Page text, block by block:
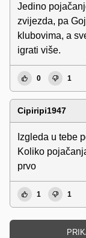
Jedino
zvijezda, pa
klubovima, a
igrati više.
0 1
Cipiripi1947
Izgleda u tebe
Koliko
prvo
1 1